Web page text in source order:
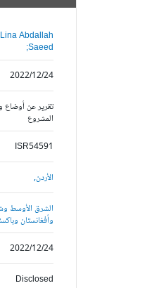
Abdallah
Saeed;
2022/12/24
تقرير عن أوضاع
المشروع
ISR54591
الأردن,
الشرق الأوسط
وأفغانستان
2022/12/24
Disclosed